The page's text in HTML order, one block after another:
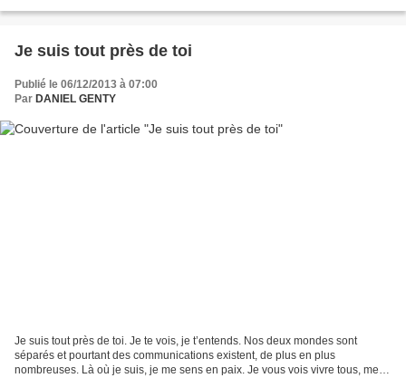
Je suis tout près de toi
Publié le 06/12/2013 à 07:00
Par DANIEL GENTY
Je suis tout près de toi. Je te vois, je t’entends. Nos deux mondes sont
séparés et pourtant des communications existent, de plus en plus
nombreuses. Là où je suis, je me sens en paix. Je vous vois vivre tous, mes